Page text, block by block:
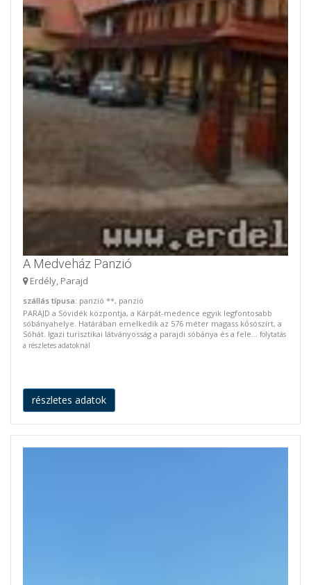
A Medveház Panzió
Erdély, Parajd
szállás típusa: panzió **, panzió
PARAJD a Sóvidék központja, a Kárpát-medence egyik legfontosabb
sóbányahelye. Határában emelkedik az 576 méter magass kősószírt, a
Sóhát. Igazi turisztikai látványosság a parajdi sóbánya és a fele... folytatás
a részletes adatoknál
részletes adatok